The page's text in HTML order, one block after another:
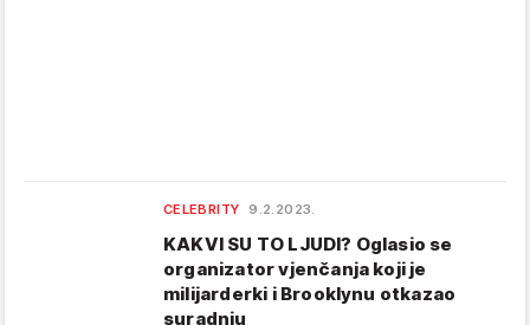
CELEBRITY 9.2.2023.
KAKVI SU TO LJUDI? Oglasio se
organizator vjenčanja koji je
milijarderki i Brooklynu otkazao
suradnju